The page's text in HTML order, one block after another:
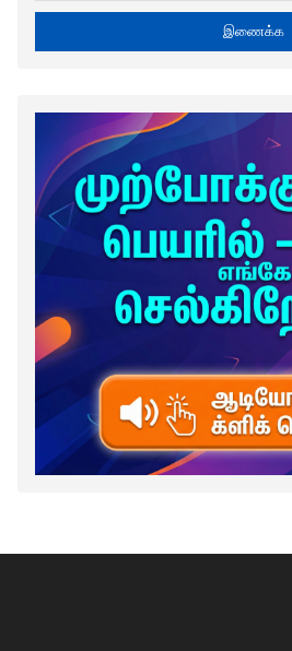
இணைக்க